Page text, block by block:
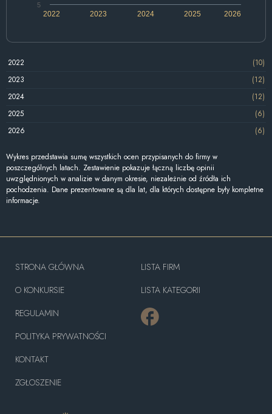
2022 2024 2026
2023 2025
5
2022
(10)
2023
(12)
2024
(12)
2025
(6)
2026
(6)
Wykres przedstawia sumę wszystkich ocen przypisanych do firmy w
poszczególnych latach. Zestawienie pokazuje łączną liczbę opinii
uwzględnionych w analizie w danym okresie, niezależnie od źródła ich
pochodzenia. Dane prezentowane są dla lat, dla których dostępne były kompletne
informacje.
STRONA GŁÓWNA
O KONKURSIE
REGULAMIN
POLITYKA PRYWATNOŚCI
KONTAKT
ZGŁOSZENIE
LISTA FIRM
LISTA KATEGORII